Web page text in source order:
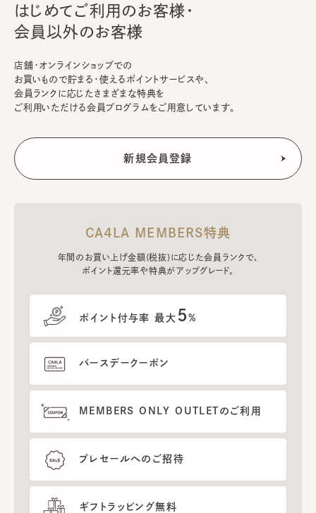
はじめてご利用のお客様・
会員以外のお客様
店舗・オンラインショップでの
お買いもので貯まる・使えるポイントサービスや、
会員ランクに応じたさまざまな特典を
ご利用いただける会員プログラムをご用意しています。
CA4LA MEMBERS特典
年間のお買い上げ金額(税抜)に応じた会員ランクで、
ポイント還元率や特典がアップグレード。
ポイント付与率 最大 5%
バースデークーポン
MEMBERS ONLY OUTLETのご利用
プレセールへのご招待
ギフトラッピング無料